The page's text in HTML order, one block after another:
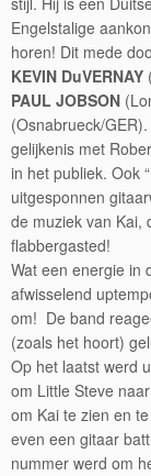
Engelstalige
horen! Dit mede
KEVIN DuVERNAY
PAUL JOBSON
(Osnabrueck/
gelijkenis met
in het publiek. Ook
uitgesponnen
de muziek van Kai,
flabbergasted!
Wat een energie in
afwisselend
om! De band
(zoals het hoort)
Op het laatst werd
om Little Steve
om Kai te zien en
even een gitaar
nummer werd om